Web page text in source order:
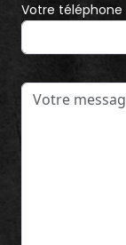
Votre téléphone